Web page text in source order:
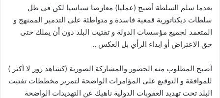
بعدما سلم السلطة أصبح (عمليا) معارضا سياسيا لكن في ظل
سلطات ديكتاتورية قمعية فاسدة و متواطئة على التدمير الممنهج و
المتعمد لجميع مؤسسات الدولة و تفتيت البلد دون أن يملك حتى
حق الاعتراض أو إبداء الرأي بل العكس ..
أصبح المطلوب منه الحضور والمشاركة الصورية (كشاهد زور لا أكثر )
للموافقة و التوقيع على المؤامرات الواضحة لتمرير مخططات تفتيت
البلد تحت تهديد العقوبات الدولية ناهيك عن التهديدات الواضحة